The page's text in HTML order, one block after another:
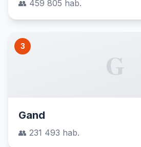
👥 459 805 hab.
3
G
Gand
👥 231 493 hab.